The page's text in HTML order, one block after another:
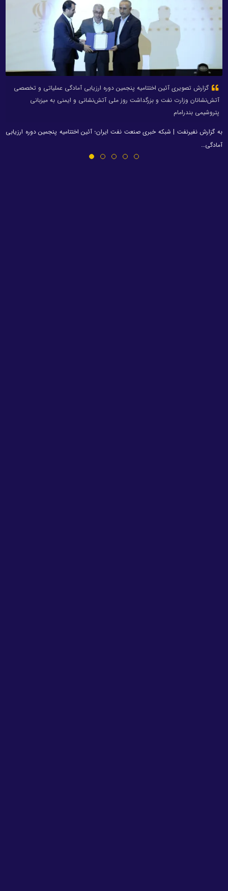
گزارش تصویری آئین اختتامیه پنجمین دوره ارزیابی آمادگی عملیاتی و تخصصی
آتش‌نشانان وزارت نفت و بزرگداشت روز ملی آتش‌نشانی و ایمنی به میزبانی
پتروشیمی بندرامام
به گزارش نفیرنفت | شبکه خبری صنعت نفت ایران؛ آئین اختتامیه پنجمین دوره ارزیابی
آمادگی…